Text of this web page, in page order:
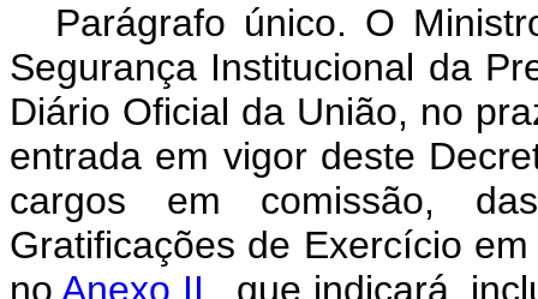
Parágrafo único. O
Segurança Institucional da
Diário Oficial da União, no
entrada em vigor deste
cargos em comissão,
Gratificações de Exercício
noAnexo II , que indicará,